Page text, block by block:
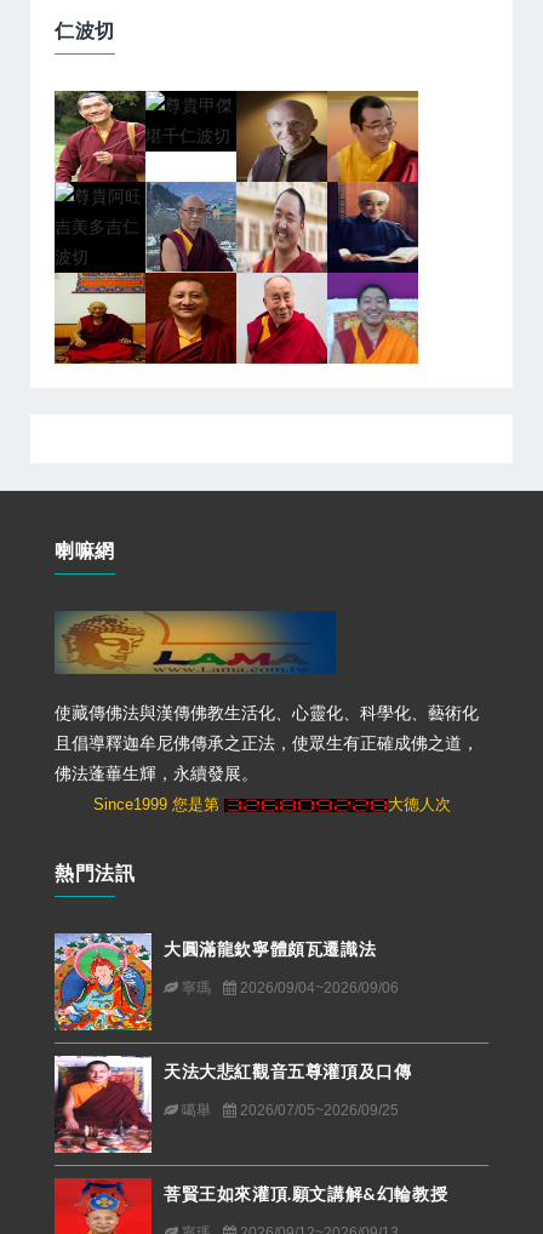
仁波切
喇嘛網
使藏傳佛法與漢傳佛教生活化、心靈化、科學化、藝術化
且倡導釋迦牟尼佛傳承之正法，使眾生有正確成佛之道，
佛法蓬蓽生輝，永續發展。
Since1999 您是第 大德人次
熱門法訊
大圓滿龍欽寧體頗瓦遷識法
寧瑪 2026/09/04~2026/09/06
天法大悲紅觀音五尊灌頂及口傳
噶舉 2026/07/05~2026/09/25
菩賢王如來灌頂.願文講解&幻輪教授